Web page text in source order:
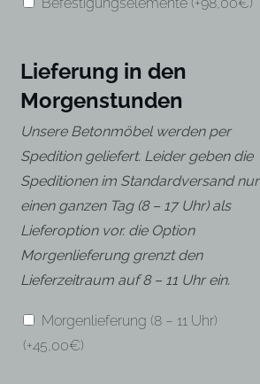
Lieferung in den
Morgenstunden
Unsere Betonmöbel werden per
Spedition geliefert. Leider geben die
Speditionen im Standardversand nur
einen ganzen Tag (8 – 17 Uhr) als
Lieferoption vor. die Option
Morgenlieferung grenzt den
Lieferzeitraum auf 8 – 11 Uhr ein.
Morgenlieferung (8 – 11 Uhr)
(+45,00€)